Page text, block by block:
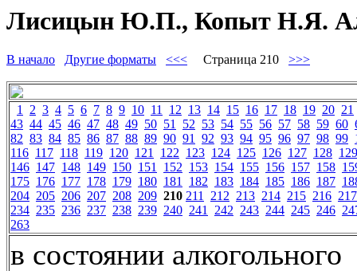
Лисицын Ю.П., Копыт Н.Я.
В начало Другие форматы <<< Страница 210 >>>
1 2 3 4 5 6 7 8 9 10 11 12 13 14 15 16 17 18 19 20 21
43 44 45 46 47 48 49 50 51 52 53 54 55 56 57 58 59 60
82 83 84 85 86 87 88 89 90 91 92 93 94 95 96 97 98 99
116 117 118 119 120 121 122 123 124 125 126 127 128 129
146 147 148 149 150 151 152 153 154 155 156 157 158
175 176 177 178 179 180 181 182 183 184 185 186 187
204 205 206 207 208 209 210 211 212 213 214 215 216 217
234 235 236 237 238 239 240 241 242 243 244 245 246
263
в состоянии алкогольного